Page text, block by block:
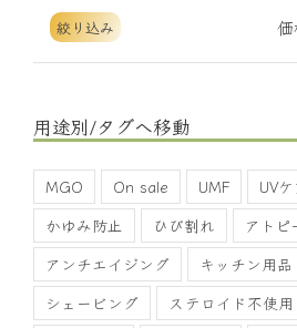
絞り込み
用途別/タグへ移動
MGO On sale UMF UVケ
かゆみ防止
ひび割れ
アトピ
アンチエイジング
キッチン用品
シェービング
ステロイド不使用